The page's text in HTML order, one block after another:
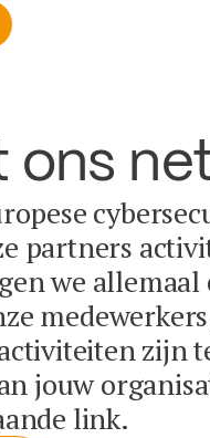
ons
partners
we
zijn
jouw
link.